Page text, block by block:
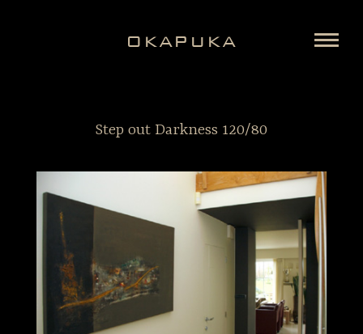
OKAPUKA
Step out Darkness 120/80